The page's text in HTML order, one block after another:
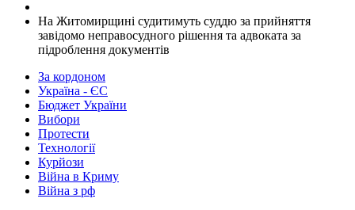
​На Житомирщині судитимуть суддю за прийняття
завідомо неправосудного рішення та адвоката за
підроблення документів
За кордоном
Україна - ЄС
Бюджет України
Вибори
Протести
Технології
Курйози
Війна в Криму
Війна з рф